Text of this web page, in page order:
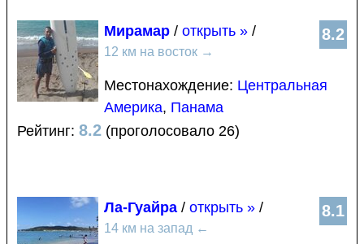
8.2
Мирамар / открыть » /
12 км на восток →
Местонахождение: Центральная
Америка, Панама
Рейтинг: 8.2 (проголосовало 26)
8.1
Ла-Гуайра / открыть » /
14 км на запад ←